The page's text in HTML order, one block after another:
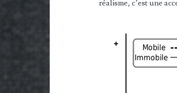
réalisme, c’est une